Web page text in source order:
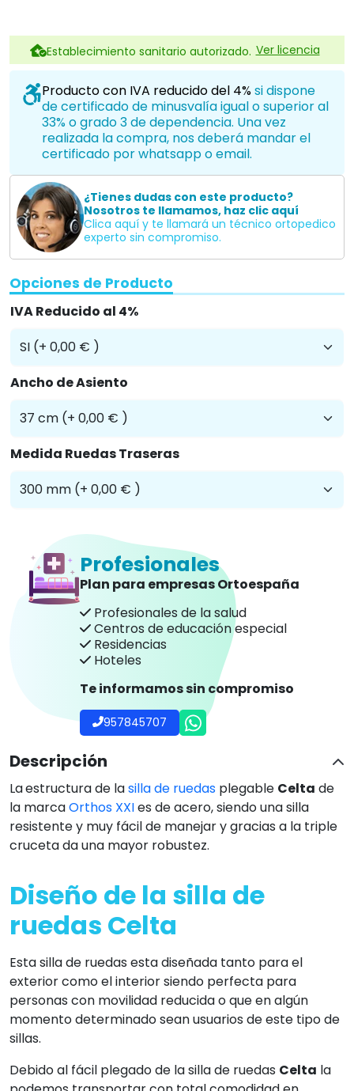
Establecimiento sanitario autorizado. Ver licencia
Producto con IVA reducido del 4%si dispone
de certificado de minusvalía igual o superior al
33% o grado 3 de dependencia. Una vez
realizada la compra, nos deberá mandar el
certificado por whatsapp o email.
¿Tienes dudas con este producto?
Nosotros te llamamos, haz clic aquí
Clica aquí y te llamará un técnico ortopedico
experto sin compromiso.
Opciones de Producto
IVA Reducido al 4%
Ancho de Asiento
Medida Ruedas Traseras
Profesionales
Plan para empresas Ortoespaña
Profesionales de la salud
Centros de educación especial
Residencias
Hoteles
Te informamos sin compromiso
957845707
Descripción
Laestructura de lasilla de ruedas plegable Celta de
la marcaOrthos XXIes de acero, siendo una silla
resistente y muy fácil de manejar y gracias a la triple
cruceta da una mayor robustez.
Diseño de la silla de
ruedas Celta
Esta silla de ruedas esta diseñada tanto para el
exterior como el interior siendo perfecta para
personas con movilidad reducida o que en algún
momento determinado sean usuarios de este tipo de
sillas.
Debido al fácil plegado de la silla de ruedas Celta la